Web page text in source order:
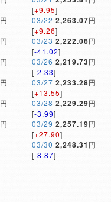
円
円
円
円
円
円
[+9.95]
03/22 2,263.07円
[+9.26]
03/23 2,222.06円
[-41.02]
03/26 2,219.73円
[-2.33]
03/27 2,233.28円
[+13.55]
03/28 2,229.29円
[-3.99]
03/29 2,257.19円
[+27.90]
03/30 2,248.31 円
[-8.87]